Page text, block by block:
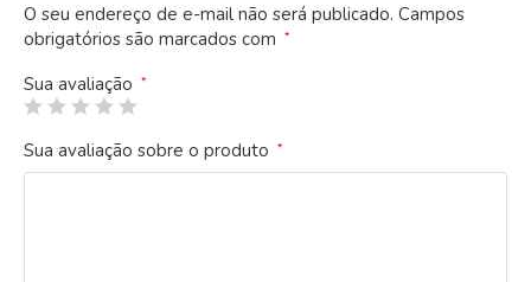
O seu endereço de e-mail não será publicado. Campos
obrigatórios são marcados com *
Sua avaliação *
Sua avaliação sobre o produto *